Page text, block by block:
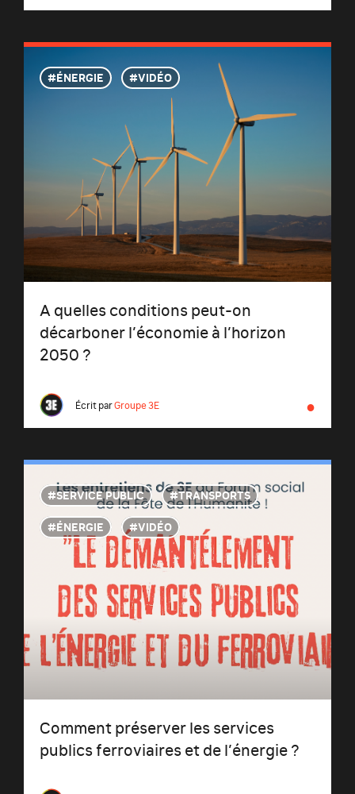
ÉNERGIE VIDÉO
A quelles conditions peut-on
décarboner l’économie à l’horizon
2050 ?
Écrit parGroupe 3E ●
SERVICE PUBLIC
TRANSPORTS
ÉNERGIE
VIDÉO
Comment préserver les services
publics ferroviaires et de l’énergie ?